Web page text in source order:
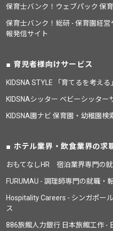
保育士バンク！ウェブパック 保
保育士バンク！総研 - 保育園経
報発信サイト
育児者様向けサービス
KIDSNA STYLE 「育てるを考え
KIDSNAシッター ベビーシッター
KIDSNA園ナビ 保育園・幼稚園検
ホテル業界・飲食業界の求
おもてなしHR 宿泊業界専門の
FURUMAU - 調理師専門の就職・
Hospitality Careers - シンガポー
ス
886旅館人力銀行 日本旅館工作 -